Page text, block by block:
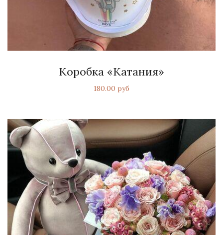
Коробка «Катания»
180.00 руб